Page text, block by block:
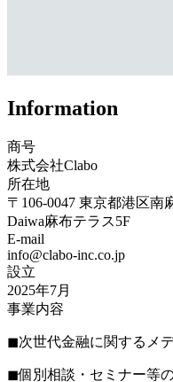
Information
商号
株式会社Clabo
所在地
〒106-0047 東京都港区南
Daiwa麻布テラス5F
E-mail
info@clabo-inc.co.jp
設立
2025年7月
事業内容
◼︎次世代金融に関するメ
◼︎個別相談・セミナー等